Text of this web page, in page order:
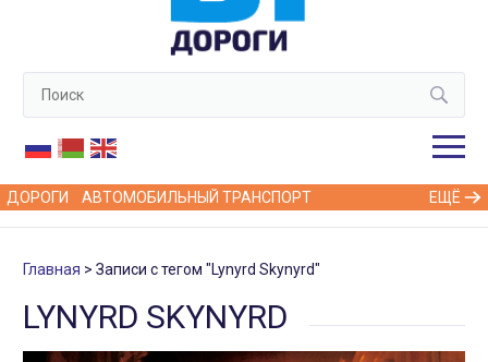
ДОРОГИ АВТОМОБИЛЬНЫЙ ТРАНСПОРТ ЕЩЁ
Главная Записи с тегом "Lynyrd Skynyrd"
LYNYRD SKYNYRD